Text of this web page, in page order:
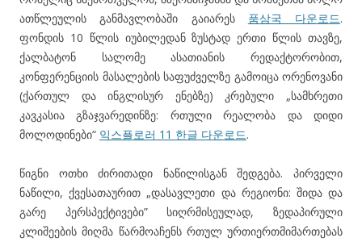
ათწლეულის განმავლობაში გაიარეს 품삼국 다운로드.
ფონდის 10 წლის იუბილედან ზუსტად ერთი წლის თავზე,
ქალბატონ სალომე ასათიანის რედაქტორობით,
კონფერენციის მასალების საფუძველზე გამოიცა ორენოვანი
(ქართულ და ინგლისურ ენებზე) კრებული „სამხრეთი
კავკასია გზაჯვარედინზე: რთული რეალობა და დიდი
მოლოდინები“ 익스플로러 11 한글 다운로드.
წიგნი ოთხი ძირითადი ნაწილისგან შედგება. პირველი
ნაწილი, ქვესათაურით „დასავლეთი და რეგიონი: შიდა და
გარე პერსპექტივები” სიღრმისეულად, ზედაპირული
კლიშეების მიღმა წარმოაჩენს რთულ ურთიერთმიმართებას